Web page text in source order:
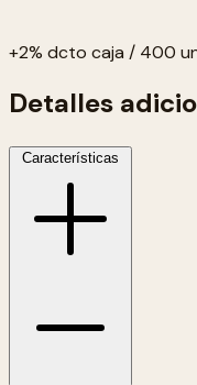
+2% dcto caja / 400
Detalles
Características